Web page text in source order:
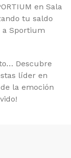
en Sala
tu saldo
a Sportium
Descubre
líder en
la emoción